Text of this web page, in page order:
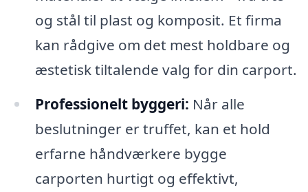
og stål til plast og komposit. Et firma
kan rådgive om det mest holdbare og
æstetisk tiltalende valg for din carport.
Professionelt byggeri: Når alle
beslutninger er truffet, kan et hold
erfarne håndværkere bygge
carporten hurtigt og effektivt,